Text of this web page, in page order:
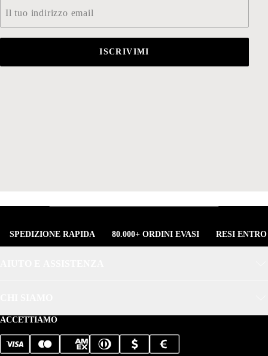
ISCRIVIMI
SPEDIZIONE RAPIDA 80.000+ ORDINI EVASI RESI
ACCETTIAMO